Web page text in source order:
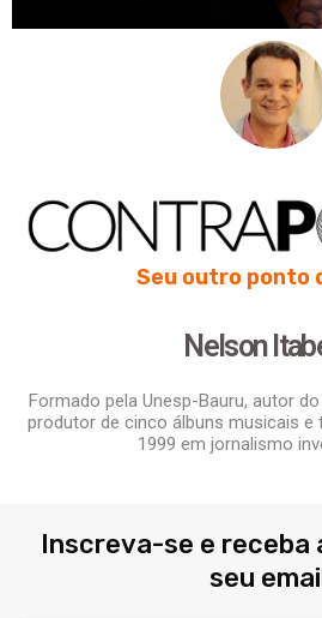
Seu outro ponto
Nelson
Formado pela Unesp-Bauru, autor
produtor de cinco álbuns musicais e
1999 em jornalismo
Inscreva-se e receba
seu